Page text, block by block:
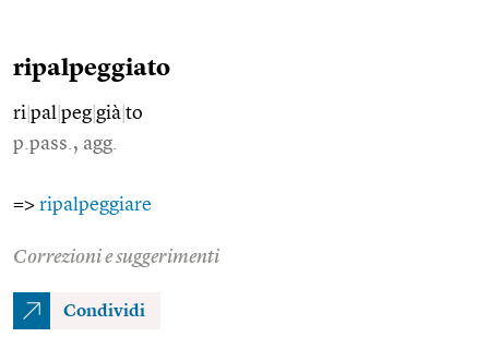
ripalpeggiato
ri pal peg già to
p.pass., agg.
=> ripalpeggiare
Correzioni e suggerimenti
Condividi